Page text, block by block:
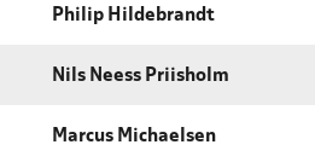
Philip Hildebrandt
Nils Neess Priisholm
Marcus Michaelsen